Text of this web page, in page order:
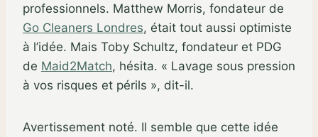
professionnels. Matthew Morris, fondateur de
Go Cleaners Londres, était tout aussi optimiste
à l’idée. Mais Toby Schultz, fondateur et PDG
de Maid2Match, hésita. « Lavage sous pression
à vos risques et périls », dit-il.
Avertissement noté. Il semble que cette idée